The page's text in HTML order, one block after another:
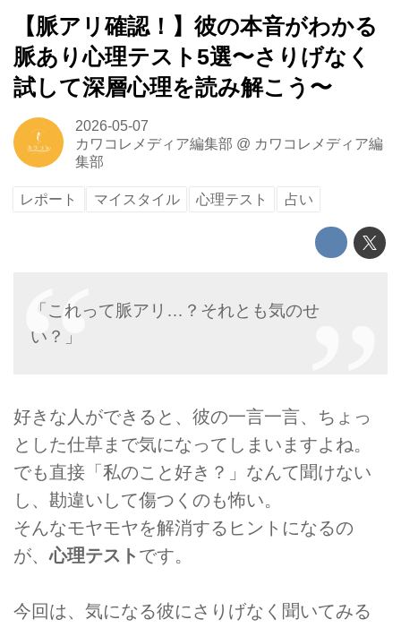
【脈アリ確認！】彼の本音がわかる
脈あり心理テスト5選〜さりげなく
試して深層心理を読み解こう〜
2026-05-07
カワコレメディア編集部 @ カワコレメディア編
集部
レポート マイスタイル 心理テスト 占い
「これって脈アリ…？それとも気のせ
い？」
好きな人ができると、彼の一言一言、ちょっ
とした仕草まで気になってしまいますよね。
でも直接「私のこと好き？」なんて聞けない
し、勘違いして傷つくのも怖い。
そんなモヤモヤを解消するヒントになるの
が、心理テスト です。
今回は、気になる彼にさりげなく聞いてみる